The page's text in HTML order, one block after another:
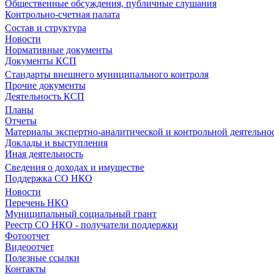
Общественные обсуждения, публичные слушания
Контрольно-счетная палата
Состав и структура
Новости
Нормативные документы
Документы КСП
Стандарты внешнего муниципального контроля
Прочие документы
Деятельность КСП
Планы
Отчеты
Материалы экспертно-аналитической и контрольной
Доклады и выступления
Иная деятельность
Сведения о доходах и имуществе
Поддержка СО НКО
Новости
Перечень НКО
Муниципальный социальный грант
Реестр СО НКО - получатели поддержки
Фотоотчет
Видеоотчет
Полезные ссылки
Контакты